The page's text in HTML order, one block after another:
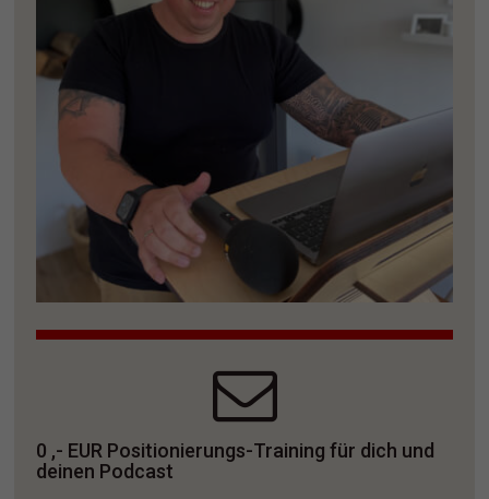
0 ,- EUR Positionierungs-Training für dich und
deinen Podcast